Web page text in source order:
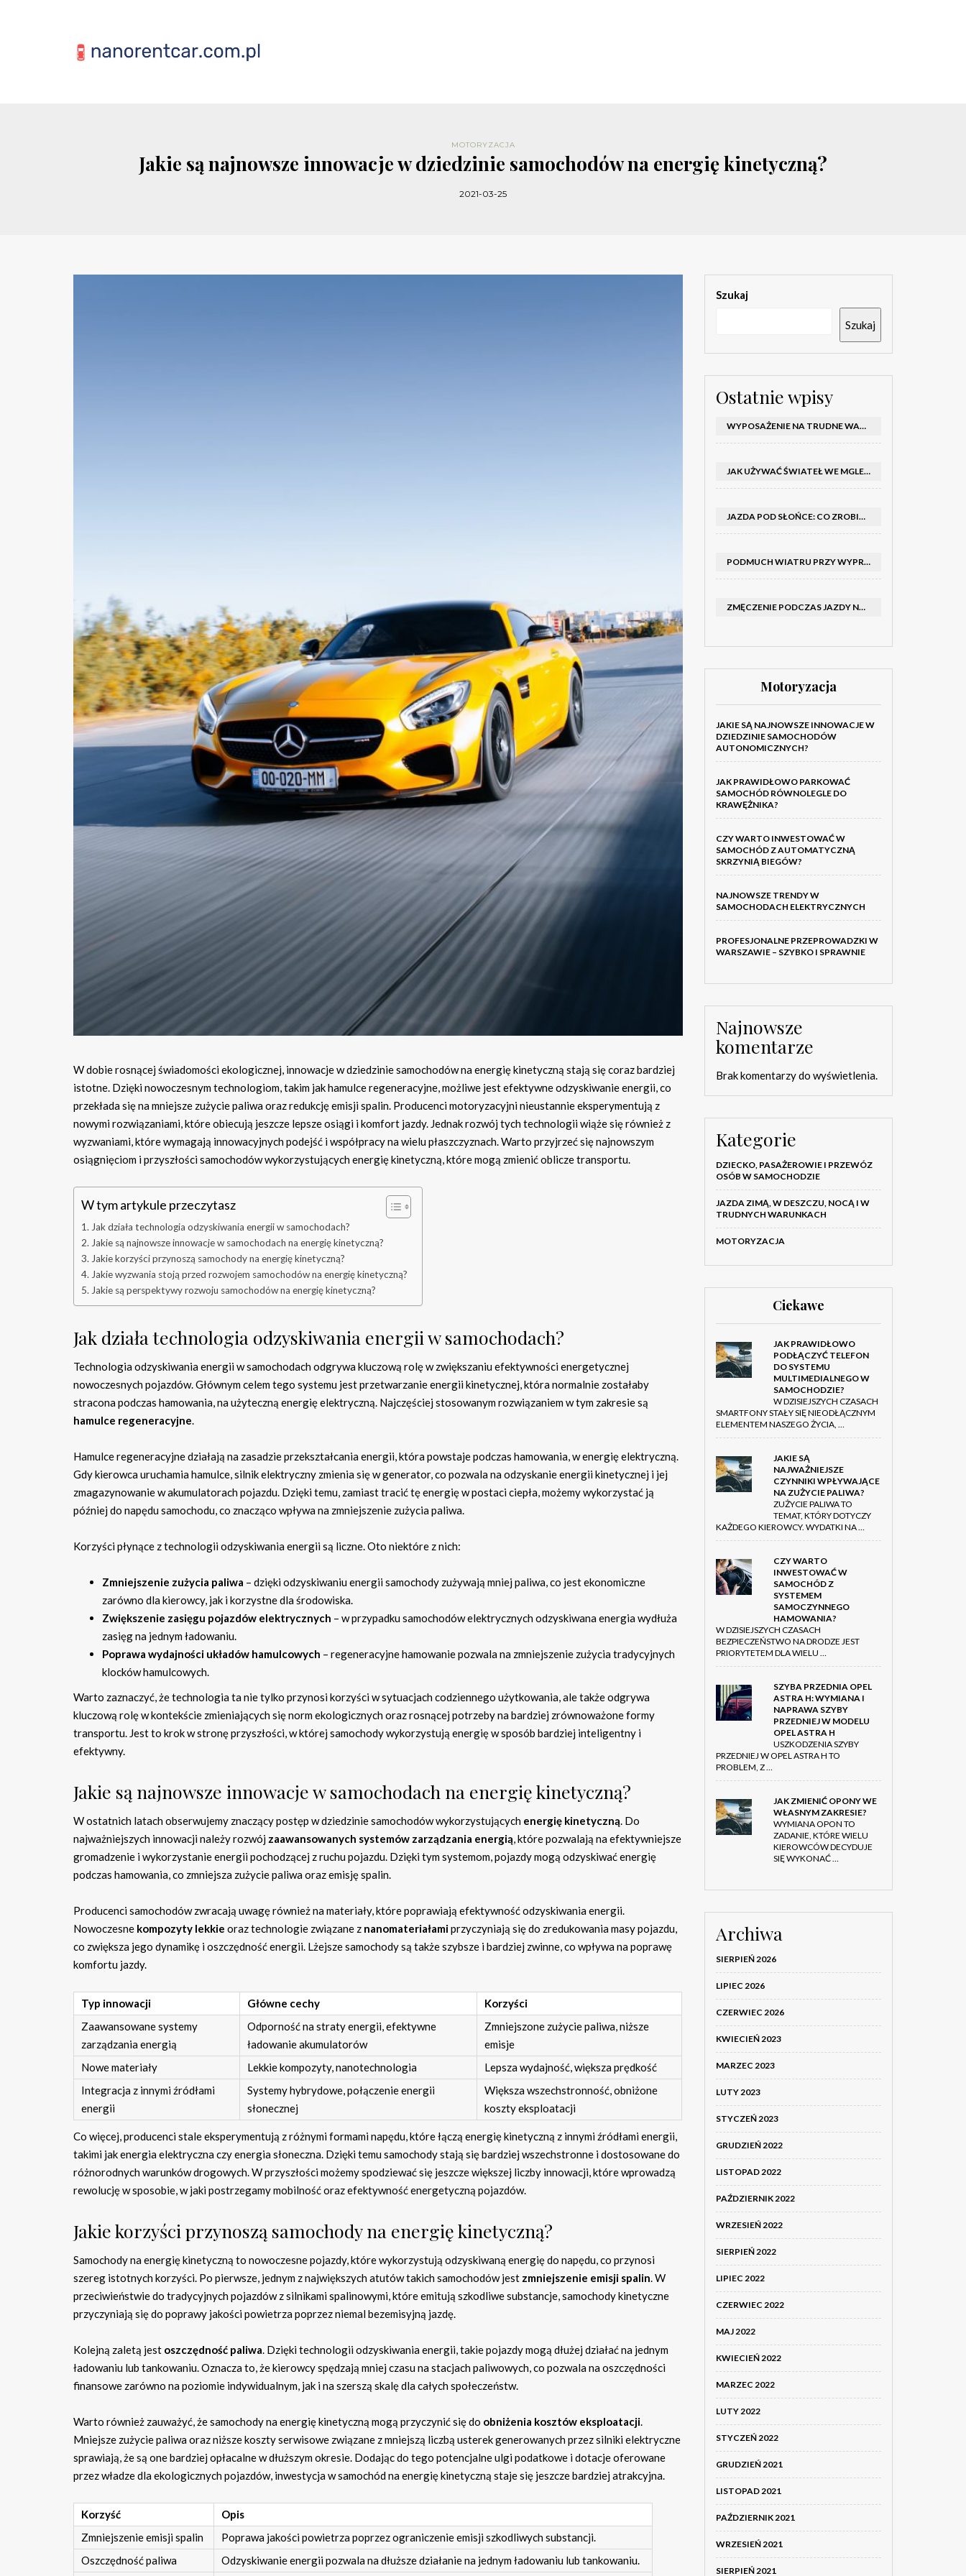
MOTORYZACJA
Jakie są najnowsze innowacje w dziedzinie samochodów na energię kinetyczną?
2021-03-25
W dobie rosnącej świadomości ekologicznej, innowacje w dziedzinie samochodów na energię kinetyczną stają się coraz bardziej
istotne. Dzięki nowoczesnym technologiom, takim jak hamulce regeneracyjne, możliwe jest efektywne odzyskiwanie energii, co
przekłada się na mniejsze zużycie paliwa oraz redukcję emisji spalin. Producenci motoryzacyjni nieustannie eksperymentują z
nowymi rozwiązaniami, które obiecują jeszcze lepsze osiągi i komfort jazdy. Jednak rozwój tych technologii wiąże się również z
wyzwaniami, które wymagają innowacyjnych podejść i współpracy na wielu płaszczyznach. Warto przyjrzeć się najnowszym
osiągnięciom i przyszłości samochodów wykorzystujących energię kinetyczną, które mogą zmienić oblicze transportu.
W tym artykule przeczytasz
Jak działa technologia odzyskiwania energii w samochodach?
Jakie są najnowsze innowacje w samochodach na energię kinetyczną?
Jakie korzyści przynoszą samochody na energię kinetyczną?
Jakie wyzwania stoją przed rozwojem samochodów na energię kinetyczną?
Jakie są perspektywy rozwoju samochodów na energię kinetyczną?
Jak działa technologia odzyskiwania energii w samochodach?
Technologia odzyskiwania energii w samochodach odgrywa kluczową rolę w zwiększaniu efektywności energetycznej
nowoczesnych pojazdów. Głównym celem tego systemu jest przetwarzanie energii kinetycznej, która normalnie zostałaby
stracona podczas hamowania, na użyteczną energię elektryczną. Najczęściej stosowanym rozwiązaniem w tym zakresie są
hamulce regeneracyjne.
Hamulce regeneracyjne działają na zasadzie przekształcania energii, która powstaje podczas hamowania, w energię elektryczną.
Gdy kierowca uruchamia hamulce, silnik elektryczny zmienia się w generator, co pozwala na odzyskanie energii kinetycznej i jej
zmagazynowanie w akumulatorach pojazdu. Dzięki temu, zamiast tracić tę energię w postaci ciepła, możemy wykorzystać ją
później do napędu samochodu, co znacząco wpływa na zmniejszenie zużycia paliwa.
Korzyści płynące z technologii odzyskiwania energii są liczne. Oto niektóre z nich:
Zmniejszenie zużycia paliwa – dzięki odzyskiwaniu energii samochody zużywają mniej paliwa, co jest ekonomiczne
zarówno dla kierowcy, jak i korzystne dla środowiska.
Zwiększenie zasięgu pojazdów elektrycznych – w przypadku samochodów elektrycznych odzyskiwana energia wydłuża
zasięg na jednym ładowaniu.
Poprawa wydajności układów hamulcowych – regeneracyjne hamowanie pozwala na zmniejszenie zużycia tradycyjnych
klocków hamulcowych.
Warto zaznaczyć, że technologia ta nie tylko przynosi korzyści w sytuacjach codziennego użytkowania, ale także odgrywa
kluczową rolę w kontekście zmieniających się norm ekologicznych oraz rosnącej potrzeby na bardziej zrównoważone formy
transportu. Jest to krok w stronę przyszłości, w której samochody wykorzystują energię w sposób bardziej inteligentny i
efektywny.
Jakie są najnowsze innowacje w samochodach na energię kinetyczną?
W ostatnich latach obserwujemy znaczący postęp w dziedzinie samochodów wykorzystujących energię kinetyczną. Do
najważniejszych innowacji należy rozwój zaawansowanych systemów zarządzania energią, które pozwalają na efektywniejsze
gromadzenie i wykorzystanie energii pochodzącej z ruchu pojazdu. Dzięki tym systemom, pojazdy mogą odzyskiwać energię
podczas hamowania, co zmniejsza zużycie paliwa oraz emisję spalin.
Producenci samochodów zwracają uwagę również na materiały, które poprawiają efektywność odzyskiwania energii.
Nowoczesne kompozyty lekkie oraz technologie związane z nanomateriałamiprzyczyniają się do zredukowania masy pojazdu,
co zwiększa jego dynamikę i oszczędność energii. Lżejsze samochody są także szybsze i bardziej zwinne, co wpływa na poprawę
komfortu jazdy.
Typ innowacji Główne cechy
Korzyści
Zaawansowane systemy
zarządzania energią
Odporność na straty energii, efektywne
ładowanie akumulatorów
Zmniejszone zużycie paliwa, niższe
emisje
Nowe materiały
Lekkie kompozyty, nanotechnologia
Lepsza wydajność, większa prędkość
Integracja z innymi źródłami
energii
Systemy hybrydowe, połączenie energii
słonecznej
Większa wszechstronność, obniżone
koszty eksploatacji
Co więcej, producenci stale eksperymentują z różnymi formami napędu, które łączą energię kinetyczną z innymi źródłami energii,
takimi jak energia elektryczna czy energia słoneczna. Dzięki temu samochody stają się bardziej wszechstronne i dostosowane do
różnorodnych warunków drogowych. W przyszłości możemy spodziewać się jeszcze większej liczby innowacji, które wprowadzą
rewolucję w sposobie, w jaki postrzegamy mobilność oraz efektywność energetyczną pojazdów.
Jakie korzyści przynoszą samochody na energię kinetyczną?
Samochody na energię kinetyczną to nowoczesne pojazdy, które wykorzystują odzyskiwaną energię do napędu, co przynosi
szereg istotnych korzyści. Po pierwsze, jednym z największych atutów takich samochodów jest zmniejszenie emisji spalin. W
przeciwieństwie do tradycyjnych pojazdów z silnikami spalinowymi, które emitują szkodliwe substancje, samochody kinetyczne
przyczyniają się do poprawy jakości powietrza poprzez niemal bezemisyjną jazdę.
Kolejną zaletą jest oszczędność paliwa. Dzięki technologii odzyskiwania energii, takie pojazdy mogą dłużej działać na jednym
ładowaniu lub tankowaniu. Oznacza to, że kierowcy spędzają mniej czasu na stacjach paliwowych, co pozwala na oszczędności
finansowe zarówno na poziomie indywidualnym, jak i na szerszą skalę dla całych społeczeństw.
Warto również zauważyć, że samochody na energię kinetyczną mogą przyczynić się do obniżenia kosztów eksploatacji.
Mniejsze zużycie paliwa oraz niższe koszty serwisowe związane z mniejszą liczbą usterek generowanych przez silniki elektryczne
sprawiają, że są one bardziej opłacalne w dłuższym okresie. Dodając do tego potencjalne ulgi podatkowe i dotacje oferowane
przez władze dla ekologicznych pojazdów, inwestycja w samochód na energię kinetyczną staje się jeszcze bardziej atrakcyjna.
Korzyść
Opis
Zmniejszenie emisji spalin
Poprawa jakości powietrza poprzez ograniczenie emisji szkodliwych substancji.
Oszczędność paliwa
Odzyskiwanie energii pozwala na dłuższe działanie na jednym ładowaniu lub tankowaniu.
Szukaj
Szukaj
Ostatnie wpisy
WYPOSAŻENIE NA TRUDNE WARUNKI W SAMOCHODZIE: CO MIEĆ ZIMĄ, W TRASIE I NA WYPADEK AWARII
JAK UŻYWAĆ ŚWIATEŁ WE MGLE – KIEDY WŁĄCZYĆ MIJANIA I PRZECIWMGIELNE ORAZ CZEGO NIE ROBIĆ
JAZDA POD SŁOŃCE: CO ZROBIĆ, BY OGRANICZYĆ OLŚNIENIE I POPRAWIĆ WIDOCZNOŚĆ
PODMUCH WIATRU PRZY WYPRZEDZANIU CIĘŻARÓWKI: JAK UTRZYMAĆ TOR JAZDY I OPANOWAĆ AUTO
ZMĘCZENIE PODCZAS JAZDY NOCĄ – PO JAKICH SYGNAŁACH ROZPOZNAĆ SENNOŚĆ ZA KIEROWNICĄ I KIEDY ZROBIĆ PRZERWĘ
Motoryzacja
JAKIE SĄ NAJNOWSZE INNOWACJE W
DZIEDZINIE SAMOCHODÓW
AUTONOMICZNYCH?
JAK PRAWIDŁOWO PARKOWAĆ
SAMOCHÓD RÓWNOLEGLE DO
KRAWĘŻNIKA?
CZY WARTO INWESTOWAĆ W
SAMOCHÓD Z AUTOMATYCZNĄ
SKRZYNIĄ BIEGÓW?
NAJNOWSZE TRENDY W
SAMOCHODACH ELEKTRYCZNYCH
PROFESJONALNE PRZEPROWADZKI W
WARSZAWIE – SZYBKO I SPRAWNIE
Najnowsze
komentarze
Brak komentarzy do wyświetlenia.
Kategorie
DZIECKO, PASAŻEROWIE I PRZEWÓZ
OSÓB W SAMOCHODZIE
JAZDA ZIMĄ, W DESZCZU, NOCĄ I W
TRUDNYCH WARUNKACH
MOTORYZACJA
Ciekawe
JAK PRAWIDŁOWO
PODŁĄCZYĆ TELEFON
DO SYSTEMU
MULTIMEDIALNEGO W
SAMOCHODZIE?
W DZISIEJSZYCH CZASACH
SMARTFONY STAŁY SIĘ NIEODŁĄCZNYM
ELEMENTEM NASZEGO ŻYCIA, …
JAKIE SĄ
NAJWAŻNIEJSZE
CZYNNIKI WPŁYWAJĄCE
NA ZUŻYCIE PALIWA?
ZUŻYCIE PALIWA TO
TEMAT, KTÓRY DOTYCZY
KAŻDEGO KIEROWCY. WYDATKI NA …
CZY WARTO
INWESTOWAĆ W
SAMOCHÓD Z
SYSTEMEM
SAMOCZYNNEGO
HAMOWANIA?
W DZISIEJSZYCH CZASACH
BEZPIECZEŃSTWO NA DRODZE JEST
PRIORYTETEM DLA WIELU …
SZYBA PRZEDNIA OPEL
ASTRA H: WYMIANA I
NAPRAWA SZYBY
PRZEDNIEJ W MODELU
OPEL ASTRA H
USZKODZENIA SZYBY
PRZEDNIEJ W OPEL ASTRA H TO
PROBLEM, Z …
JAK ZMIENIĆ OPONY WE
WŁASNYM ZAKRESIE?
WYMIANA OPON TO
ZADANIE, KTÓRE WIELU
KIEROWCÓW DECYDUJE
SIĘ WYKONAĆ …
Archiwa
SIERPIEŃ 2026
LIPIEC 2026
CZERWIEC 2026
KWIECIEŃ 2023
MARZEC 2023
LUTY 2023
STYCZEŃ 2023
GRUDZIEŃ 2022
LISTOPAD 2022
PAŹDZIERNIK 2022
WRZESIEŃ 2022
SIERPIEŃ 2022
LIPIEC 2022
CZERWIEC 2022
MAJ 2022
KWIECIEŃ 2022
MARZEC 2022
LUTY 2022
STYCZEŃ 2022
GRUDZIEŃ 2021
LISTOPAD 2021
PAŹDZIERNIK 2021
WRZESIEŃ 2021
SIERPIEŃ 2021